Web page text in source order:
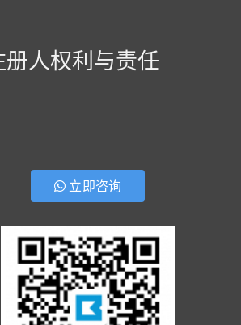
册人权利与责任
立即咨询